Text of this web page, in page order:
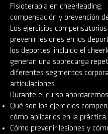
Fisioterapia en cheerleading:
compensación y prevención
Los ejercicios
prevenir lesiones en los
los deportes, incluido el
generan una sobrecarga
diferentes segmentos
articulaciones.
Durante el curso
Qué son los ejercicios
cómo aplicarlos en la práctica.
Cómo prevenir lesiones y